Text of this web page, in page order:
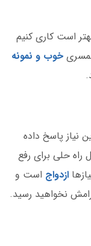
است کاری کنیم
خوب و نمونه
نیاز پاسخ داده
راه حلی برای رفع
ازدواج است و
نخواهید رسید.